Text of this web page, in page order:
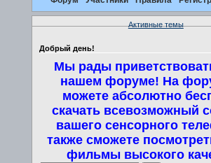
Активные темы
Добрый день!
Мы рады
нашем форуме! На
можете абсолютно
скачать всевозможный
вашего сенсорного
также сможете
фильмы высокого